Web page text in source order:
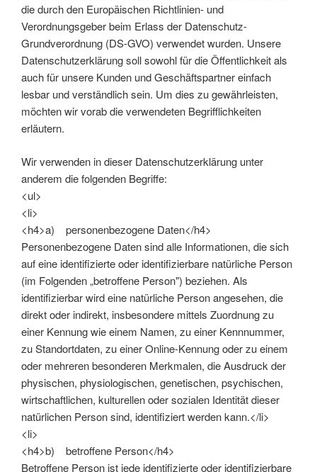
die durch den Europäischen Richtlinien- und
Verordnungsgeber beim Erlass der Datenschutz-
Grundverordnung (DS-GVO) verwendet wurden. Unsere
Datenschutzerklärung soll sowohl für die Öffentlichkeit als
auch für unsere Kunden und Geschäftspartner einfach
lesbar und verständlich sein. Um dies zu gewährleisten,
möchten wir vorab die verwendeten Begrifflichkeiten
erläutern.
Wir verwenden in dieser Datenschutzerklärung unter
anderem die folgenden Begriffe:
<ul>
<li>
<h4>a) personenbezogene Daten</h4>
Personenbezogene Daten sind alle Informationen, die sich
auf eine identifizierte oder identifizierbare natürliche Person
(im Folgenden „betroffene Person") beziehen. Als
identifizierbar wird eine natürliche Person angesehen, die
direkt oder indirekt, insbesondere mittels Zuordnung zu
einer Kennung wie einem Namen, zu einer Kennnummer,
zu Standortdaten, zu einer Online-Kennung oder zu einem
oder mehreren besonderen Merkmalen, die Ausdruck der
physischen, physiologischen, genetischen, psychischen,
wirtschaftlichen, kulturellen oder sozialen Identität dieser
natürlichen Person sind, identifiziert werden kann.</li>
<li>
<h4>b) betroffene Person</h4>
Betroffene Person ist jede identifizierte oder identifizierbare